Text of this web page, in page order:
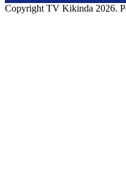
Copyright TV Kikinda 2026.